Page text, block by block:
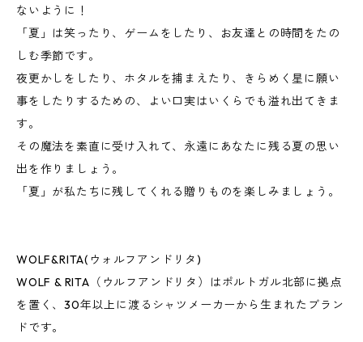
ないように！
「夏」は笑ったり、ゲームをしたり、お友達との時間をたの
しむ季節です。
夜更かしをしたり、ホタルを捕まえたり、きらめく星に願い
事をしたりするための、よい口実はいくらでも溢れ出てきま
す。
その魔法を素直に受け入れて、永遠にあなたに残る夏の思い
出を作りましょう。
「夏」が私たちに残してくれる贈りものを楽しみましょう。
WOLF&RITA(ウォルフアンドリタ)
WOLF & RITA（ウルフアンドリタ）はポルトガル北部に拠点
を置く、30年以上に渡るシャツメーカーから生まれたブラン
ドです。